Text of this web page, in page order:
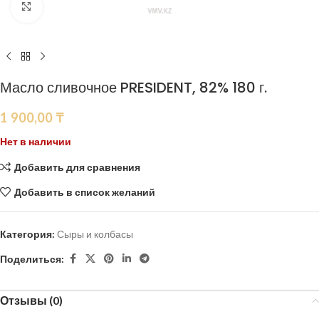
Нажмите, чтобы увеличить
Масло сливочное PRESIDENT, 82% 180 г.
1 900,00 ₸
Нет в наличии
Добавить для сравнения
Добавить в список желаний
Категория: Сыры и колбасы
Поделиться:
Отзывы (0)